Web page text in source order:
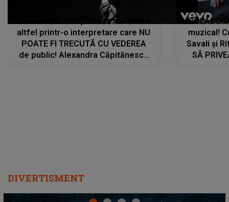
De această dată, "Dilaila" se simte
altfel printr-o interpretare care NU
POATE FI TRECUTĂ CU VEDEREA
de public! Alexandra Căpitănescu
muzical!
Savali și
SĂ
DIVERTISMENT